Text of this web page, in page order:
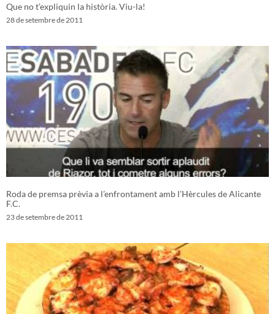
Que no t’expliquin la història. Viu-la!
28 de setembre de 2011
Roda de premsa prèvia a l’enfrontament amb l’Hèrcules de Alicante
F.C.
23 de setembre de 2011